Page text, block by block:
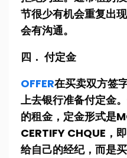
节很少有机会重复出
会有沟通。
四． 付定金
OFFER在买卖双方签
上去银行准备付定金
的租金，定金形式是
CERTIFY CHQUE，
给自己的经纪，而是